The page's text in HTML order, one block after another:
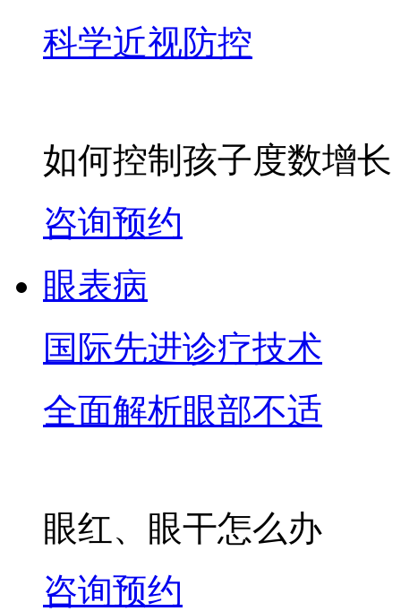
科学近视防控
如何控制孩子度数增长
咨询预约
眼表病
国际先进诊疗技术
全面解析眼部不适
眼红、眼干怎么办
咨询预约